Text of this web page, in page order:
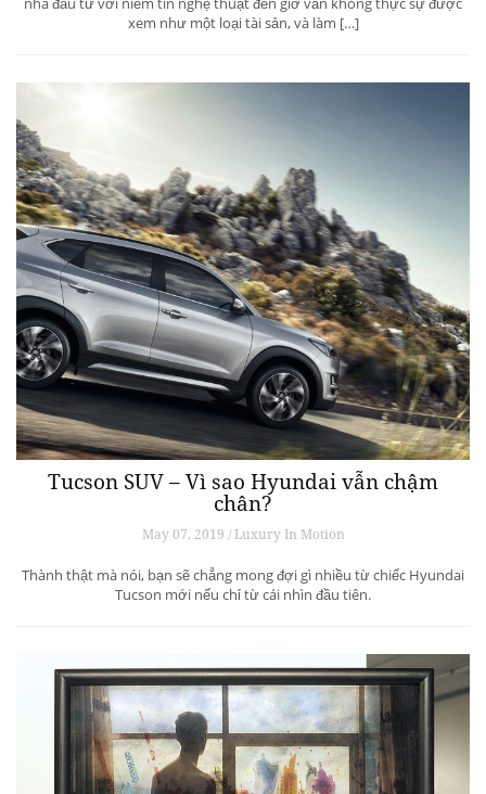
xem như một loại tài sản, và làm […]
Tucson SUV – Vì sao Hyundai vẫn chậm
chân?
May 07, 2019 / Luxury In Motion
Thành thật mà nói, bạn sẽ chẳng mong đợi gì nhiều từ chiếc Hyundai
Tucson mới nếu chỉ từ cái nhìn đầu tiên.